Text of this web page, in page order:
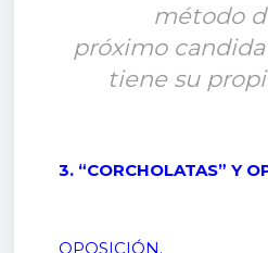
método
próximo
tiene su
3. “CORCHOLATAS” Y
OPOSICIÓN.